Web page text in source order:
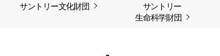
サントリー文化財団
サントリー
生命科学財団